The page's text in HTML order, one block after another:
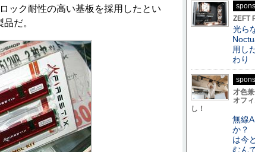
ック耐性の高い基板を採用したとい
だ。
ZEFT
光ら
用し
わり
才色
オフ
し！
無線
か？
は今
むん